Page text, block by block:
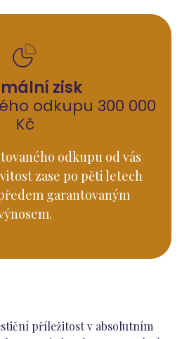
zisk
odkupu 300 000
Kč
odkupu od vás
zase po pěti letech
garantovaným
příležitost v absolutním